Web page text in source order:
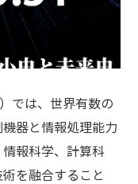
では、世界有数の
器と情報処理能力
報科学、計算科
を融合すること